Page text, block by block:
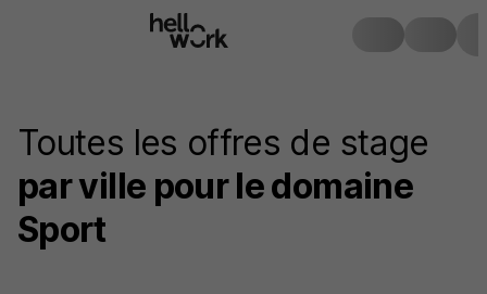
Toutes les offres de stage
par ville pour le domaine
Sport